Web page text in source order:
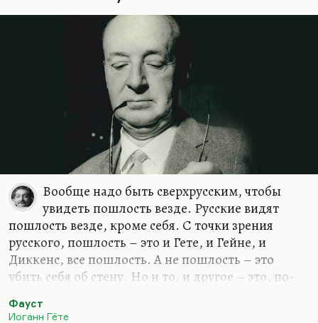
силу. Если бы он не умер от желтухи,
зараженный в плохой больнице или плохой
медсестрой, он бы сто лет прожил…
Вообще надо быть сверхрусским, чтобы
увидеть пошлость везде. Русские видят
пошлость везде, кроме себя. С точки зрения
русского, пошлость – это и Гете, и Гейне, и
Диккенс, все пошлость. А не пошлость – это
убить себя об стену. Но и то, и другое – это, по-
стену – пошлость, по-моему, гораздо большая.
Фауст
Иоганн Гёте